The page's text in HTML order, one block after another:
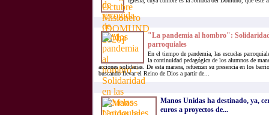
"La pandemia al hombro": Solidaridad
parroquiales
En el tiempo de pandemia, las escuelas
la continuidad pedagógica de los alumnos de
acciones solidarias. De esta manera, refuerzan su presencia en los
buscando llevar el Reino de Dios a partir de...
Manos Unidas ha destinado, ya,
euros a proyectos de...